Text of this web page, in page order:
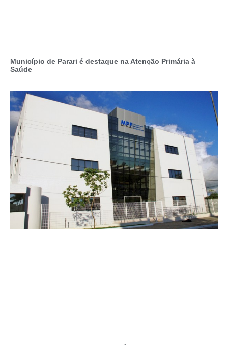
Município de Parari é destaque na Atenção Primária à
Saúde